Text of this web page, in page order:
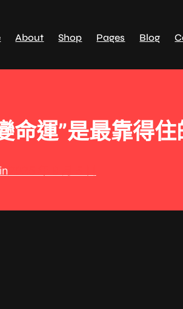
About Shop Pages Blog
命運”是最靠得